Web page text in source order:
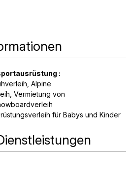
:
Alpine
Vermietung von
für Babys und Kinder